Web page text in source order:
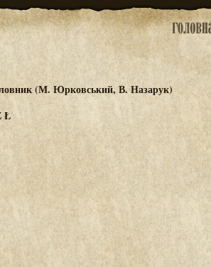
(М. Юрковський, В. Назарук)
Ł